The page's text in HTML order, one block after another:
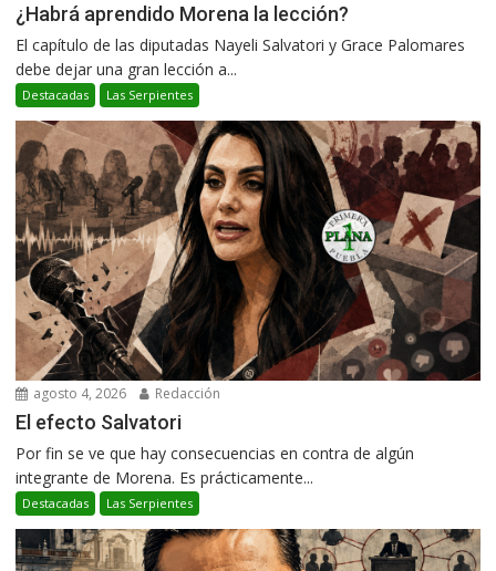
¿Habrá aprendido Morena la lección?
El capítulo de las diputadas Nayeli Salvatori y Grace Palomares
debe dejar una gran lección a...
Destacadas Las Serpientes
agosto 4, 2026 Redacción
El efecto Salvatori
Por fin se ve que hay consecuencias en contra de algún
integrante de Morena. Es prácticamente...
Destacadas Las Serpientes